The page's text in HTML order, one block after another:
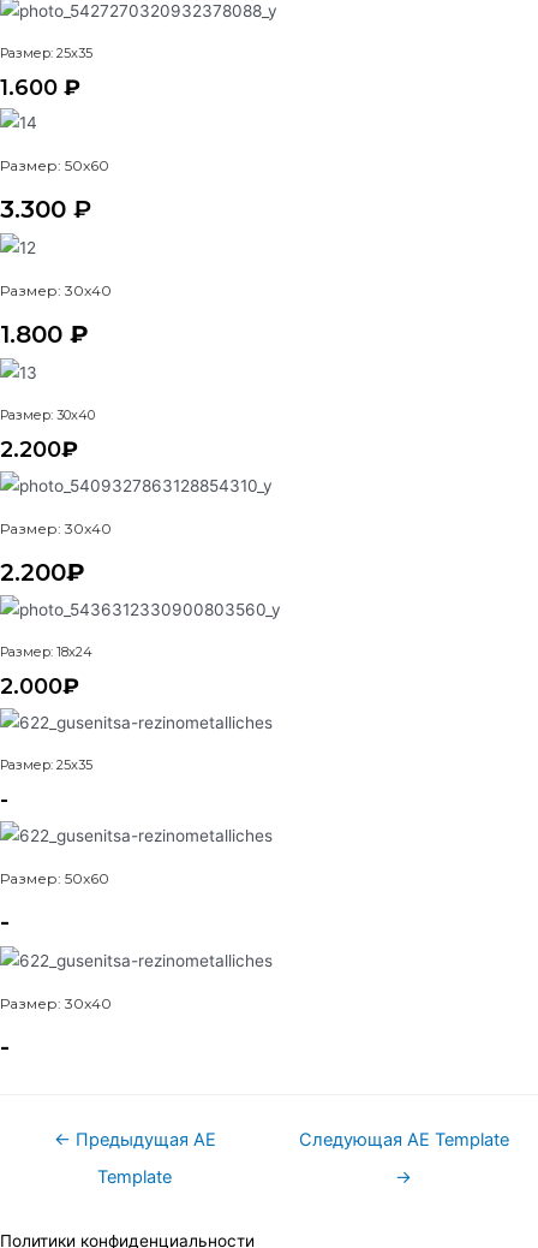
Размер: 25x35
1.600 ₽
Размер: 50x60
3.300 ₽
Размер: 30x40
1.800 ₽
Размер: 30x40
2.200₽
Размер: 30x40
2.200₽
Размер: 18x24
2.000₽
Размер: 25x35
-
Размер: 50x60
-
Размер: 30x40
-
Навигация
← Предыдущая AE
Template
Следующая AE Template
→
Политики конфиденциальности